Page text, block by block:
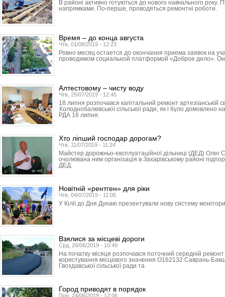
В районі активно готуються до нового навчального року.
напрямками. По-перше, проводяться ремонтні роботи.
Время – до конца августа
Чтв, 01/08/2019 - 12:23
Ровно месяц остается до окончания приема заявок на
проводимом социальной платформой «Доброе дело».
Алтестовому – чисту воду
Чтв, 25/07/2019 - 12:45
18 липня розпочався капітальний ремонт артезіанській
Холоднобалківської сільської ради, як і було домовлено
РДА 16 липня.
Хто ліпший господар дорогам?
Чтв, 11/07/2019 - 11:24
Майстер дорожньо-експлуатаційної дільниці (ДЕД) Олег
очолювана ним організація в Захарівському районі
ДЕД.
Новітній «рентген» для ріки
Чтв, 04/07/2019 - 11:05
У Кілії до Дня Дунаю презентували нову систему
Взялися за місцеві дороги
Срд, 26/06/2019 - 10:49
На початку місяця розпочався поточний середній ремонт
користування місцевого значення О162132 Саврань-
Гвоздавської сільської ради та
Город приводят в порядок
Пон, 24/06/2019 - 12:06